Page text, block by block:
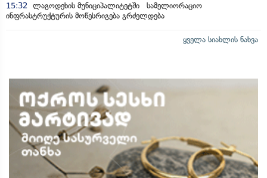
15:32
ლაგოდეხის მუნიციპალიტეტში სამელიორაციო
ინფრასტრუქტურის მოწესრიგება გრძელდება
ყველა სიახლის ნახვა